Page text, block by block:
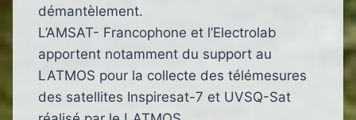
démantèlement.
L’AMSAT- Francophone et l’Electrolab
apportent notamment du support au
LATMOS pour la collecte des télémesures
des satellites Inspiresat-7 et UVSQ-Sat